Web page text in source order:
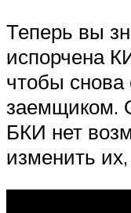
Теперь вы
испорчена
чтобы снова
заемщиком.
БКИ нет
изменить